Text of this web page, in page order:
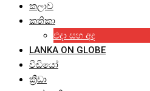
කලාව
කතිකා
එදා සහ අද
LANKA ON GLOBE
වීඩියෝ
ක්‍රීඩා